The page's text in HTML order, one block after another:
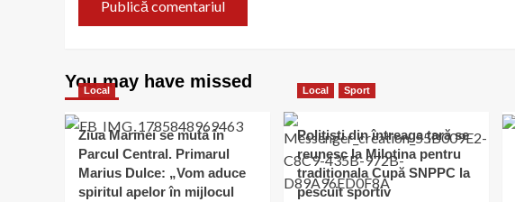
You may have missed
Local
Ziua Marinei se mută în
Parcul Central. Primarul
Marius Dulce: „Vom aduce
spiritul apelor în mijlocul
Local Sport
Polițiști din întreaga țară se
reunesc la Milotina pentru
tradiționala Cupă SNPPC la
pescuit sportiv